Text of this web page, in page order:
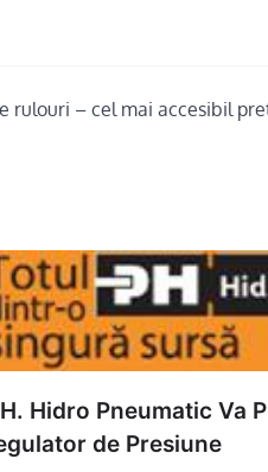
rulouri – cel mai accesibil
Hidro Pneumatic Va
de Presiune